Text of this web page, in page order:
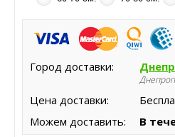
Город доставки: Днепр
Цена доставки:
Можем доставить:
В